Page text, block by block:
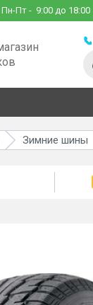
Пн-Пт - 9:00 до 18:00
Зимние шины